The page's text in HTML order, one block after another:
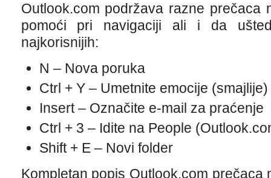
Outlook.com podržava razne prečaca
pomoći pri navigaciji ali i da
najkorisnijih:
N – Nova poruka
Ctrl + Y – Umetnite emocije (smajlije)
Insert – Označite e-mail za praćenje
Ctrl + 3 – Idite na People
Shift + E – Novi folder
Kompletan popis Outlook.com